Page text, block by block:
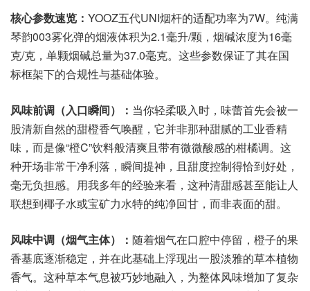
核心参数速览： YOOZ五代UNI烟杆的适配功率为7W。纯满
琴韵003雾化弹的烟液体积为2.1毫升/颗，烟碱浓度为16毫
克/克，单颗烟碱总量为37.0毫克。这些参数保证了其在国
标框架下的合规性与基础体验。
风味前调（入口瞬间）： 当你轻柔吸入时，味蕾首先会被一
股清新自然的甜橙香气唤醒，它并非那种甜腻的工业香精
味，而是像“橙C”饮料般清爽且带有微微酸感的柑橘调。这
种开场非常干净利落，瞬间提神，且甜度控制得恰到好处，
毫无负担感。用我多年的经验来看，这种清甜感甚至能让人
联想到椰子水或宝矿力水特的纯净回甘，而非表面的甜。
风味中调（烟气主体）： 随着烟气在口腔中停留，橙子的果
香基底逐渐稳定，并在此基础上浮现出一股淡雅的草本植物
香气。这种草本气息被巧妙地融入，为整体风味增加了复杂